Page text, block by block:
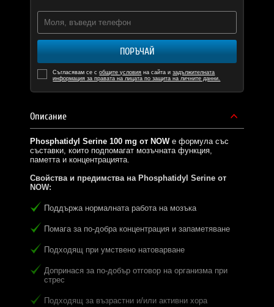
ПОРЪЧАЙ
Съгласявам се собщите условия на сайта изадължителната
информация за правата на лицата по защита на личните данни.
Описание
Phosphatidyl Serine 100 mg от NOWе формула със
съставки, които подпомагат мозъчната функция,
паметта и концентрацията.
Свойства и предимства на Phosphatidyl Serine от
NOW:
Поддържа нормалната работа на мозъка
Помага за по-добра концентрация и запаметяване
Подходящ при умствено натоварване
Допринася за по-добър отговор на организма при
стрес
Подходящ за възрастни и/или активни хора